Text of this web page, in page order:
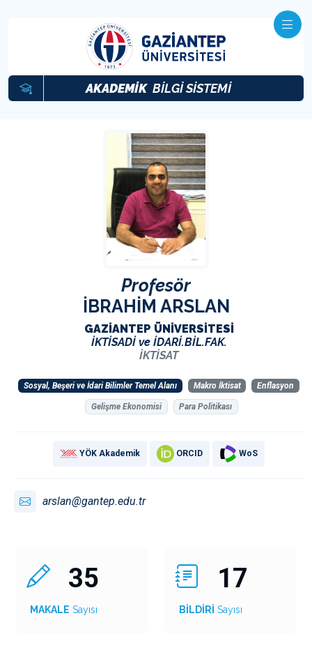
AKADEMİK BİLGİ SİSTEMİ
Profesör
İBRAHİM ARSLAN
GAZİANTEP ÜNİVERSİTESİ
İKTİSADİ ve İDARİ.BİL.FAK.
İKTİSAT
Sosyal, Beşeri ve İdari Bilimler Temel Alanı Makro İktisat Enflasyon
Gelişme Ekonomisi Para Politikası
YÖK Akademik ORCID WoS
arslan@gantep.edu.tr
35
MAKALE Sayısı
17
BİLDİRİ Sayısı